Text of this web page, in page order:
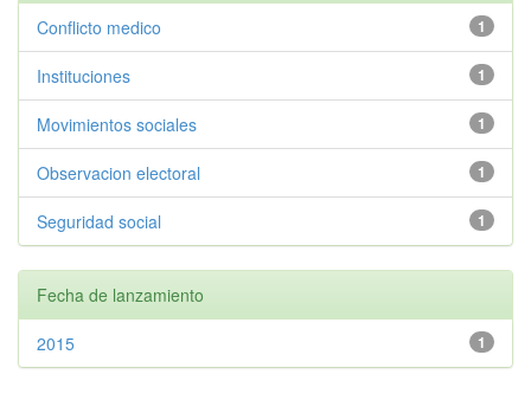
1
Conflicto medico
1
Instituciones
1
Movimientos sociales
1
Observacion electoral
1
Seguridad social
Fecha de lanzamiento
1
2015